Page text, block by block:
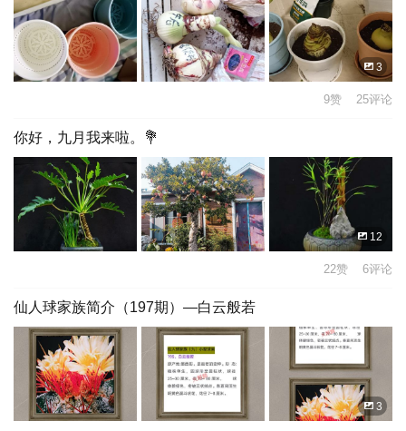
3
9赞 25评论
你好，九月我来啦。💐
12
22赞 6评论
仙人球家族简介（197期）—白云般若
3